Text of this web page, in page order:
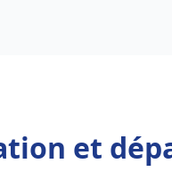
et